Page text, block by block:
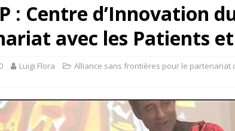
: Centre d’Innovation
avec les Patients
Luigi Flora
Alliance sans frontières pour le partenariat